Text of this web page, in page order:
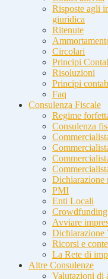
Risposte agli
giuridica
Ritenute
Circolari
Principi
Risoluzioni
Principi
Faq
Consulenza Fiscale
Regime
Consulenza
Dichiarazione
PMI
Enti Locali
Crowdfunding
Avviare
Dichiarazione
Ricorsi e
La Rete di
Altre Consulenze
Valutazioni di